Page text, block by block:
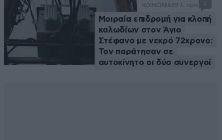
ΚΟΙΝΩΝΙΑ35 λ. πριν 2
Μοιραία επιδρομή για κλοπή
καλωδίων στον Άγιο
Στέφανο με νεκρό 72χρονο:
Τον παράτησαν σε
αυτοκίνητο οι δύο συνεργοί